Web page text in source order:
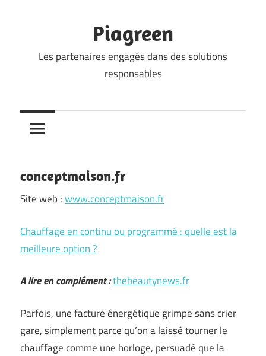
Piagreen
Les partenaires engagés dans des solutions
responsables
conceptmaison.fr
Site web :www.conceptmaison.fr
Chauffage en continu ou programmé : quelle est la
meilleure option ?
A lire en complément :thebeautynews.fr
Parfois, une facture énergétique grimpe sans crier
gare, simplement parce qu’on a laissé tourner le
chauffage comme une horloge, persuadé que la